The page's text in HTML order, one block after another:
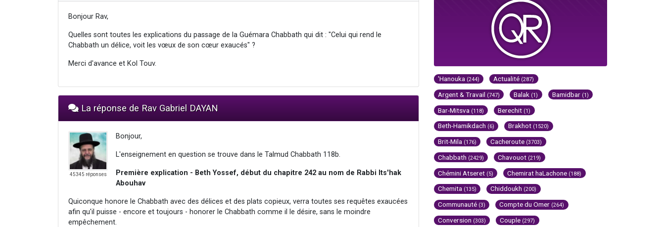
Bonjour Rav,
Quelles sont toutes les explications du passage de la Guémara Chabbath qui dit : "Celui qui rend le
Chabbath un délice, voit les vœux de son cœur exaucés" ?
Merci d'avance et Kol Touv.
La réponse de Rav Gabriel DAYAN
45345 réponses
Bonjour,
L'enseignement en question se trouve dans le Talmud Chabbath 118b.
Première explication - Beth Yossef, début du chapitre 242 au nom de Rabbi Its'hak
Abouhav
Quiconque honore le Chabbath avec des délices et des plats copieux, verra toutes ses requêtes exaucées
afin qu'il puisse - encore et toujours - honorer le Chabbath comme il le désire, sans le moindre
empêchement.
'Hanouka (244) Actualité (287)
Argent & Travail (747) Balak (1) Bamidbar (1)
Bar-Mitsva (118) Berechit (1)
Beth-Hamikdach (6) Brakhot (1520)
Brit-Mila (176) Cacheroute (3703)
Chabbath (2429) Chavouot (219)
Chémini Atseret (5) Chemirat haLachone (188)
Chemita (135) Chiddoukh (200)
Communauté (3) Compte du Omer (264)
Conversion (303) Couple (297)